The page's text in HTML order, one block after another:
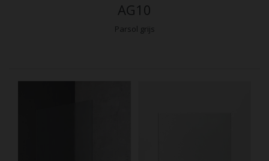
AG10
Parsol grijs